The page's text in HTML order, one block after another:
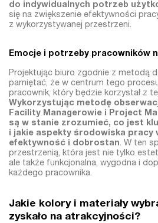
do indywidualnych potrzeb
się na zwiększenie efektywności
z wykorzystywanej przestrzeni.
Emocje i potrzeby pracowników
Projektując biuro zgodnie z metodą
pamiętać, że w centrum tego
pracownik, który będzie korzystał z
Wykorzystując metodę
Facility Managerowie i Project
są w stanie zrozumieć, co jest
i jakie aspekty środowiska pracy
efektywność i dobrostan. W ten
przestrzenią, która jest nie tylko
ale także funkcjonalna, wygodna i
każdego pracownika.
Jakie kolory i materiały
zyskało na atrakcyjności?